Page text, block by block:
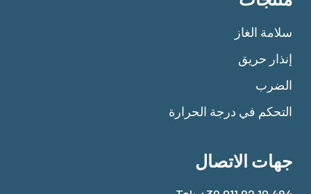
سلامة الغاز
إنذار حريق
الضرب
التحكم في درجة الحرارة
جهات الاتصال